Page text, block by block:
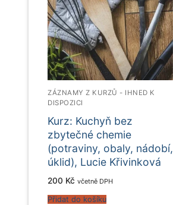
ZÁZNAMY Z KURZŮ - IHNED K
DISPOZICI
Kurz: Kuchyň bez
zbytečné chemie
(potraviny, obaly, nádobí,
úklid), Lucie Křivinková
200 Kč včetně DPH
Přidat do košíku